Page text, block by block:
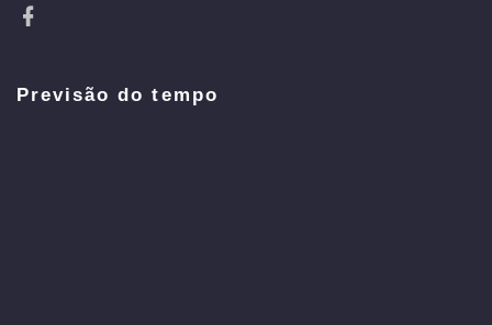
Previsão do tempo